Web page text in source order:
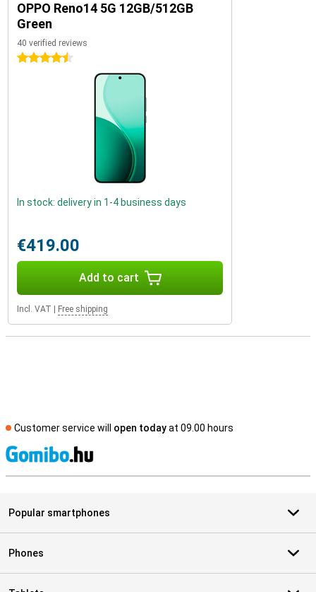
OPPO Reno14 5G 12GB/512GB
Green
40 verified reviews
4.5 stars
In stock: delivery in 1-4 business days
€419.00
Add to cart
Incl. VAT Free shipping
Customer service will open todayat 09.00 hours
Popular smartphones
Phones